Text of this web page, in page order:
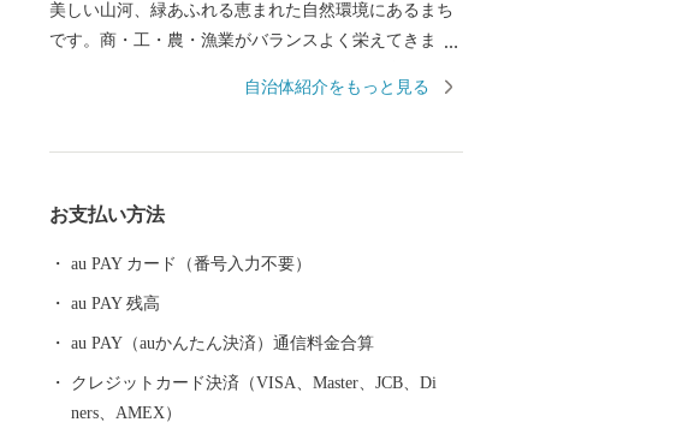
美しい山河、緑あふれる恵まれた自然環境にあるまち
です。商・工・農・漁業がバランスよく栄えてきまし
もに、商業・サービス業が盛んになっています。 名前
よばれるようになったといわれています。 昭和23年4
月1日、佐野町の市制施行により泉佐野市（いずみさの
村、上之郷村、大土村の5カ村が合併し、現在の市域が
形成されています。 平成6年9月に開港した関空による
インパクトを最大限に活用し、世界と日本を結ぶ玄関
自治体紹介をもっと見る
お支払い方法
au PAY カード（番号入力不要）
au PAY 残高
au PAY（auかんたん決済）通信料金合算
クレジットカード決済（VISA、Master、JCB、Di
ners、AMEX）